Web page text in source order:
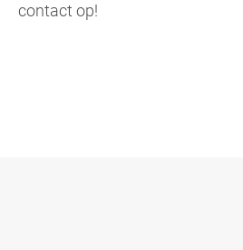
contact op!